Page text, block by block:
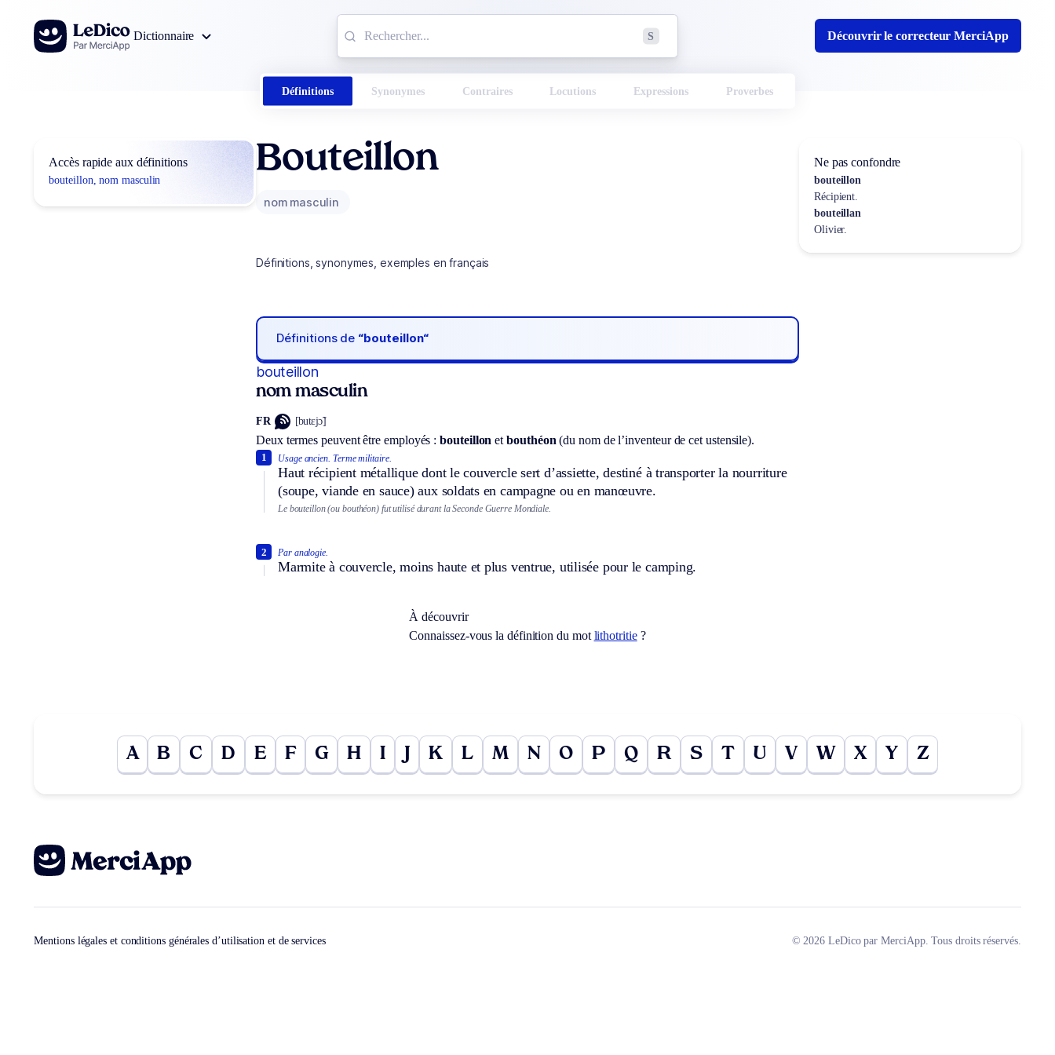
Aller au contenu
Dictionnaire
S Découvrir le correcteur MerciApp
Définitions Synonymes Contraires Locutions Expressions Proverbes
Accès rapide aux définitions
bouteillon, nom masculin
Bouteillon
nom masculin
Définitions, synonymes, exemples en français
Définitions de “bouteillon“
bouteillon
nom masculin
FR [butɛjɔ̃]
Deux termes peuvent être employés :bouteillon etbouthéon (du nom de l’inventeur de cet ustensile).
Usage ancien. Terme militaire.
Haut récipient métallique dont le couvercle sert d’assiette, destiné à transporter la nourriture
(soupe, viande en sauce) aux soldats en campagne ou en manœuvre.
1
Le bouteillon (ou bouthéon) fut utilisé durant la Seconde Guerre Mondiale.
Par analogie.
Marmite à couvercle, moins haute et plus ventrue, utilisée pour le camping.
2
À découvrir
Connaissez-vous la définition du mot lithotritie?
Ne pas confondre
bouteillon
Récipient.
bouteillan
Olivier.
A B C D E F G H I J K L M N O P Q R S T U V W X Y Z
Mentions légales et conditions générales d’utilisation et de services © 2026 LeDico par MerciApp. Tous droits réservés.